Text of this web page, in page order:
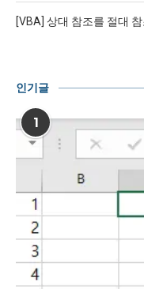
[VBA] 상대 참조를 절대
인기글
1